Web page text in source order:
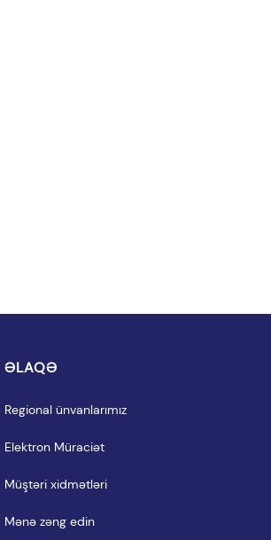
ƏLAQƏ
Regional ünvanlarımız
Elektron Müraciət
Müştəri xidmətləri
Mənə zəng edin